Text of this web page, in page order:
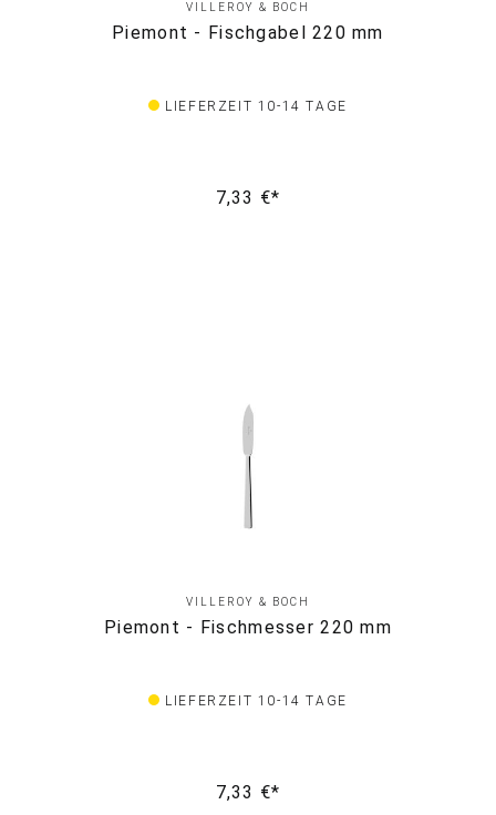
VILLEROY & BOCH
Piemont - Fischgabel 220 mm
LIEFERZEIT 10-14 TAGE
7,33 €*
VILLEROY & BOCH
Piemont - Fischmesser 220 mm
LIEFERZEIT 10-14 TAGE
7,33 €*